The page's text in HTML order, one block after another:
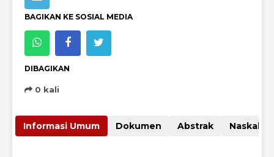
BAGIKAN KE SOSIAL MEDIA
DIBAGIKAN
0 kali
Informasi Umum Dokumen Abstrak